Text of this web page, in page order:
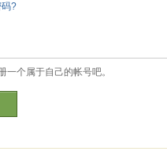
?
个属于自己的帐号吧。